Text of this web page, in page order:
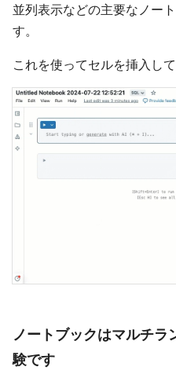
並列表示などの主要なノー
す。
これを使ってセルを挿入して
ノートブックはマルチ
験です